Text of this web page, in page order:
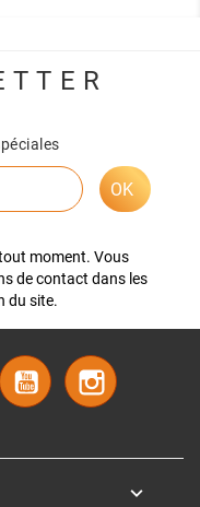
moment. Vous
de contact dans les
du site.
YouTube
